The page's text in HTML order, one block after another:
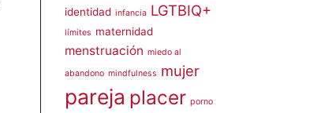
identidad infancia LGTBIQ+
límites maternidad
menstruación miedo al
abandono mindfulness mujer
pareja placer porno